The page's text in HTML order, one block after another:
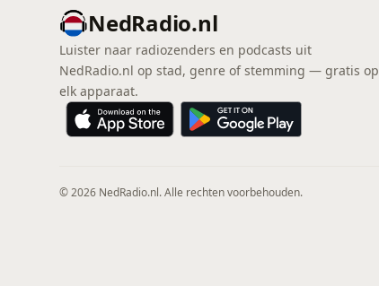
NedRadio.nl
Luister naar radiozenders en podcasts uit
NedRadio.nl op stad, genre of stemming — gratis op
elk apparaat.
© 2026 NedRadio.nl. Alle rechten voorbehouden.